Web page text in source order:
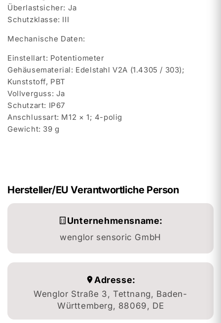
Überlastsicher: Ja
Schutzklasse: III
Mechanische Daten:
Einstellart: Potentiometer
Gehäusematerial: Edelstahl V2A (1.4305 / 303);
Kunststoff, PBT
Vollverguss: Ja
Schutzart: IP67
Anschlussart: M12 × 1; 4-polig
Gewicht: 39 g
Hersteller/EU Verantwortliche Person
Unternehmensname:
wenglor sensoric GmbH
Adresse:
Wenglor Straße 3, Tettnang, Baden-
Württemberg, 88069, DE